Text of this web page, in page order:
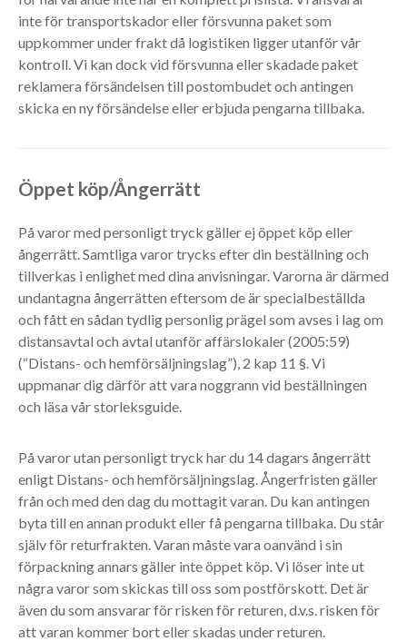
inte för transportskador eller försvunna paket som
uppkommer under frakt då logistiken ligger utanför vår
kontroll. Vi kan dock vid försvunna eller skadade paket
reklamera försändelsen till postombudet och antingen
skicka en ny försändelse eller erbjuda pengarna tillbaka.
Öppet köp/Ångerrätt
På varor med personligt tryck gäller ej öppet köp eller
ångerrätt. Samtliga varor trycks efter din beställning och
tillverkas i enlighet med dina anvisningar. Varorna är därmed
undantagna ångerrätten eftersom de är specialbeställda
och fått en sådan tydlig personlig prägel som avses i lag om
distansavtal och avtal utanför affärslokaler (2005:59)
(“Distans- och hemförsäljningslag”), 2 kap 11 §. Vi
uppmanar dig därför att vara noggrann vid beställningen
och läsa vår storleksguide.
På varor utan personligt tryck har du 14 dagars ångerrätt
enligt Distans- och hemförsäljningslag. Ångerfristen gäller
från och med den dag du mottagit varan. Du kan antingen
byta till en annan produkt eller få pengarna tillbaka. Du står
själv för returfrakten. Varan måste vara oanvänd i sin
förpackning annars gäller inte öppet köp. Vi löser inte ut
några varor som skickas till oss som postförskott. Det är
även du som ansvarar för risken för returen, d.v.s. risken för
att varan kommer bort eller skadas under returen.